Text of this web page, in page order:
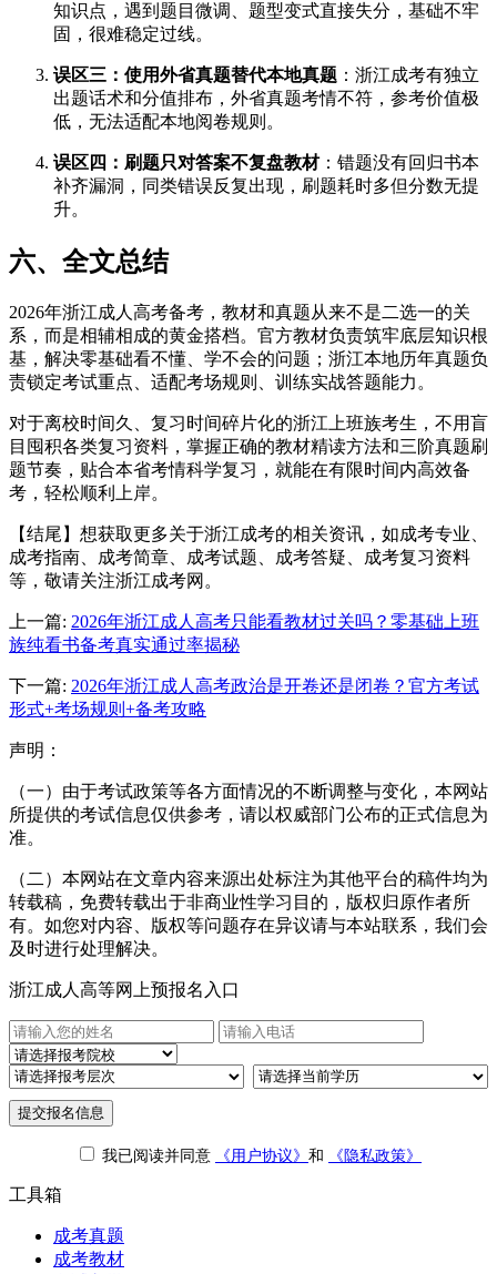
知识点，遇到题目微调、题型变式直接失分，基础不牢
固，很难稳定过线。
误区三：使用外省真题替代本地真题 ：浙江成考有独立
出题话术和分值排布，外省真题考情不符，参考价值极
低，无法适配本地阅卷规则。
误区四：刷题只对答案不复盘教材：错题没有回归书本
补齐漏洞，同类错误反复出现，刷题耗时多但分数无提
升。
六、全文总结
2026年浙江成人高考备考，教材和真题从来不是二选一的关
系，而是相辅相成的黄金搭档。官方教材负责筑牢底层知识根
基，解决零基础看不懂、学不会的问题；浙江本地历年真题负
责锁定考试重点、适配考场规则、训练实战答题能力。
对于离校时间久、复习时间碎片化的浙江上班族考生，不用盲
目囤积各类复习资料，掌握正确的教材精读方法和三阶真题刷
题节奏，贴合本省考情科学复习，就能在有限时间内高效备
考，轻松顺利上岸。
【结尾】想获取更多关于浙江成考的相关资讯，如成考专业、
成考指南、成考简章、成考试题、成考答疑、成考复习资料
等，敬请关注浙江成考网。
上一篇: 2026年浙江成人高考只能看教材过关吗？零基础上班
族纯看书备考真实通过率揭秘
下一篇: 2026年浙江成人高考政治是开卷还是闭卷？官方考试
形式+考场规则+备考攻略
声明：
（一）由于考试政策等各方面情况的不断调整与变化，本网站
所提供的考试信息仅供参考，请以权威部门公布的正式信息为
准。
（二）本网站在文章内容来源出处标注为其他平台的稿件均为
转载稿，免费转载出于非商业性学习目的，版权归原作者所
有。如您对内容、版权等问题存在异议请与本站联系，我们会
及时进行处理解决。
浙江成人高等网上预报名入口
提交报名信息
我已阅读并同意 《用户协议》 和 《隐私政策》
工具箱
成考真题
成考教材